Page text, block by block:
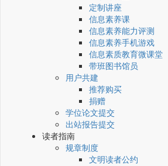
定制讲座
信息素养课
信息素养能力评测
信息素养手机游戏
信息素质教育微课堂
带班图书馆员
用户共建
推荐购买
捐赠
学位论文提交
出站报告提交
读者指南
规章制度
文明读者公约